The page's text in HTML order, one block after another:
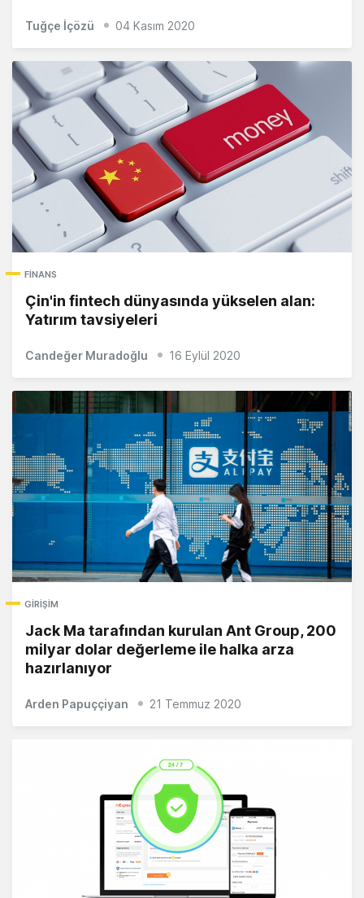
Tuğçe İçözü 04 Kasım 2020
FINANS
Çin'in fintech dünyasında yükselen alan:
Yatırım tavsiyeleri
Candeğer Muradoğlu 16 Eylül 2020
GIRIŞIM
Jack Ma tarafından kurulan Ant Group, 200
milyar dolar değerleme ile halka arza
hazırlanıyor
Arden Papuççiyan 21 Temmuz 2020